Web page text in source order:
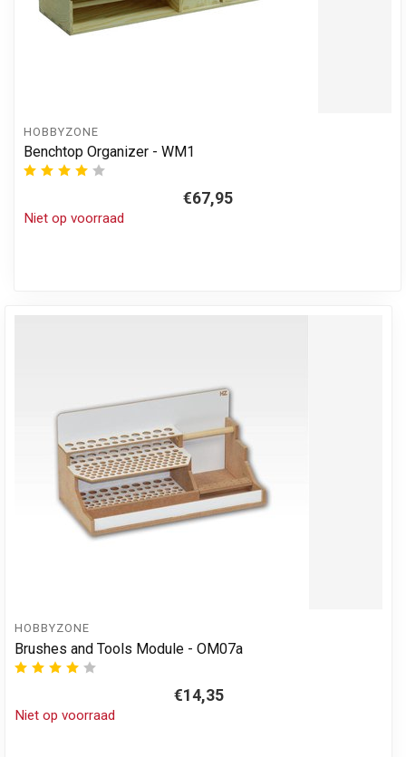
HOBBYZONE
Benchtop Organizer - WM1
€67,95
Niet op voorraad
HOBBYZONE
Brushes and Tools Module - OM07a
€14,35
Niet op voorraad